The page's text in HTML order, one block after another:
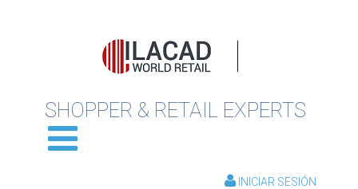
SHOPPER & RETAIL EXPERTS
INICIAR SESIÓN